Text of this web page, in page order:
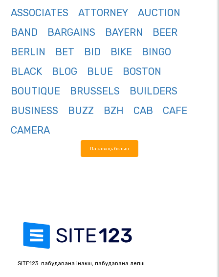
ASSOCIATES
ATTORNEY
AUCTION
BAND
BARGAINS BAYERN
BEER
BERLIN
BET BID BIKE
BINGO
BLACK
BLOG BLUE
BOSTON
BOUTIQUE
BRUSSELS
BUILDERS
BUSINESS
BUZZ BZH CAB
CAFE
CAMERA
Паказаць больш
SITE123: пабудавана інакш, пабудавана лепш.